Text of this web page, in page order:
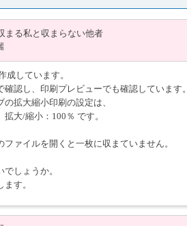
まる私と収まらない他者
成しています。
認し、印刷プレビューでも確認しています。
拡大縮小印刷の設定は、
大/縮小：100％ です。
ファイルを開くと一枚に収まていません。
しょうか。
す。